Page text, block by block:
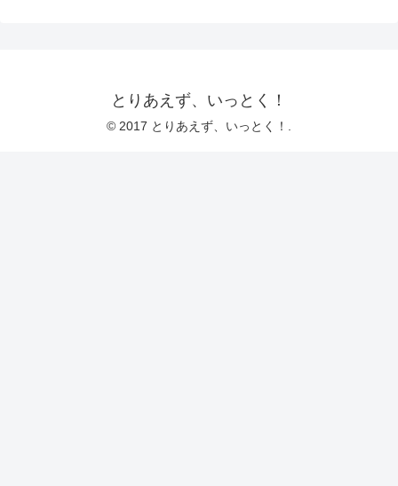
とりあえず、いっとく！
© 2017 とりあえず、いっとく！.